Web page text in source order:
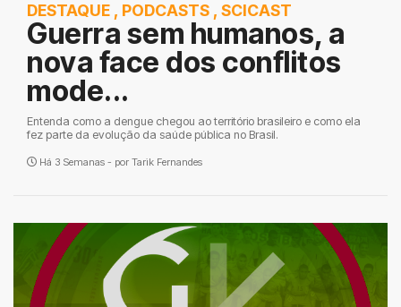
DESTAQUE , PODCASTS , SCICAST
Guerra sem humanos, a
nova face dos conflitos
mode...
Entenda como a dengue chegou ao território brasileiro e como ela
fez parte da evolução da saúde pública no Brasil.
Há 3 Semanas - por Tarik Fernandes